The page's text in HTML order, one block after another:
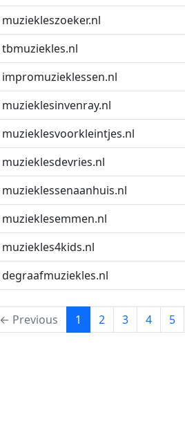
muziekleszoeker.nl
tbmuziekles.nl
impromuzieklessen.nl
muzieklesinvenray.nl
muzieklesvoorkleintjes.nl
muzieklesdevries.nl
muzieklessenaanhuis.nl
muzieklesemmen.nl
muziekles4kids.nl
degraafmuziekles.nl
← Previous 1 (current)
2 3 4 5